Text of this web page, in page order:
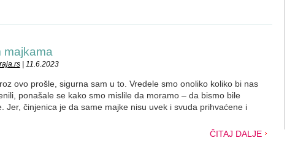
majkama
| 11.6.2023
ovo prošle, sigurna sam u to. Vredele smo onoliko koliko bi nas
ponašale se kako smo mislile da moramo – da bismo bile
Jer, činjenica je da same majke nisu uvek i svuda prihvaćene i
ČITAJ DALJE